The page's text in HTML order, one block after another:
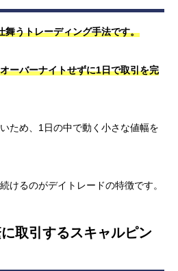
舞うトレーディング手法です。
オーバーナイトせずに1日で取引を完
ため、1日の中で動く小さな値幅を
けるのがデイトレードの特徴です。
に取引するスキャルピン